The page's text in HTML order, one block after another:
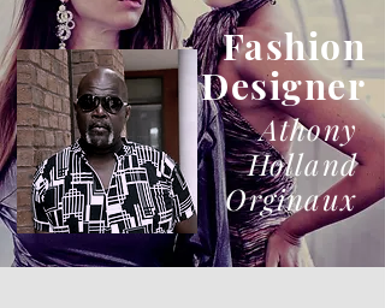
Fashion
Designer
Athony
Holland
Orginaux